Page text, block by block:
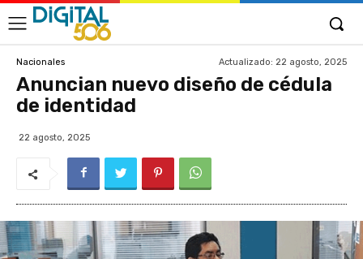
Nacionales Actualizado: 22 agosto, 2025
Anuncian nuevo diseño de cédula
de identidad
22 agosto, 2025